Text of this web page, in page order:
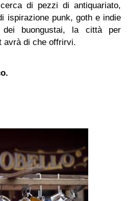
di pezzi di antiquariato,
ispirazione punk, goth e indie
dei buongustai, la città per
avrà di che offrirvi.